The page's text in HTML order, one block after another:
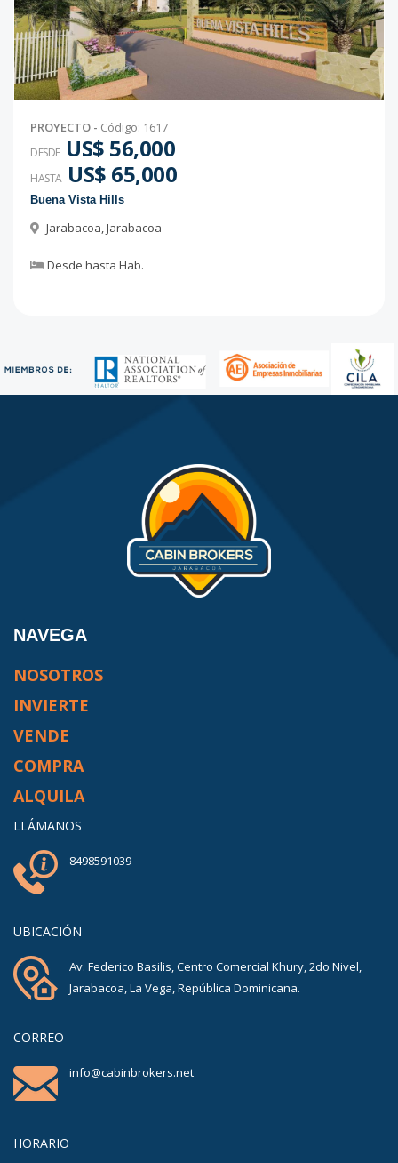
PROYECTO - Código: 1617
DESDE US$ 56,000
HASTA US$ 65,000
Buena Vista Hills
Jarabacoa,Jarabacoa
Desde hasta Hab.
NAVEGA
NOSOTROS
INVIERTE
VENDE
COMPRA
ALQUILA
LLÁMANOS
8498591039
UBICACIÓN
Av. Federico Basilis, Centro Comercial Khury, 2do Nivel,
Jarabacoa, La Vega, República Dominicana.
CORREO
info@cabinbrokers.net
HORARIO